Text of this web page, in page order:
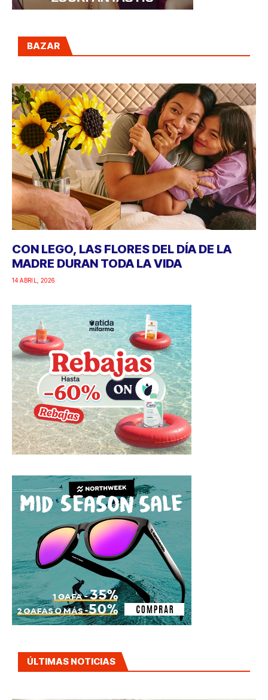
BAZAR
CON LEGO, LAS FLORES DEL DÍA DE LA
MADRE DURAN TODA LA VIDA
14 ABRIL, 2026
ÚLTIMAS NOTICIAS